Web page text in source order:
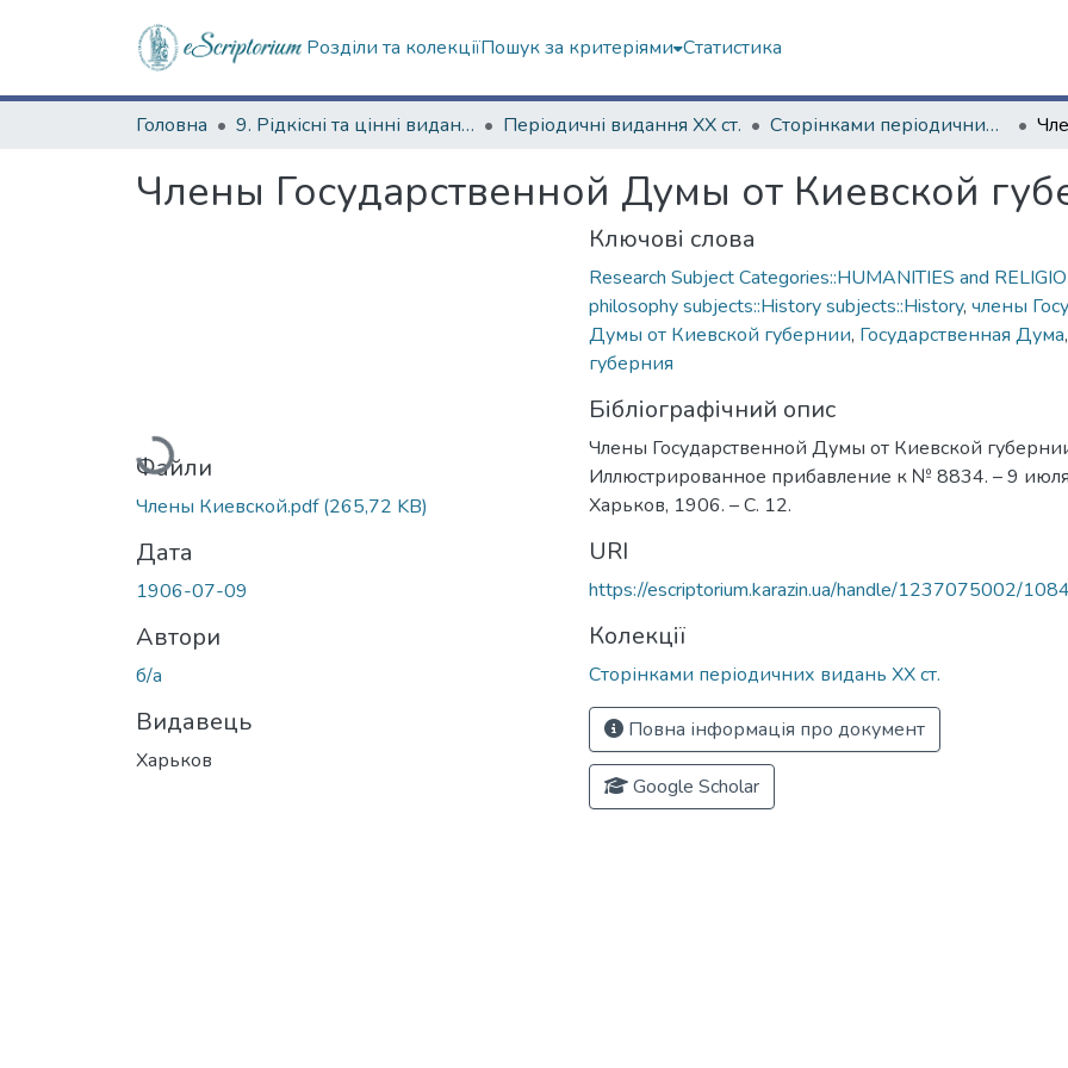
Розділи та колекціїПошук за критеріями Статистика
Головна 9. Рідкісні та цінні видання Періодичні видання ХХ ст. Сторінками періодичних видань ХХ ст.
Члены Государственной Думы от Киевской
Вантажиться...
Файли
Члены Киевской.pdf(265,72 KB)
Дата
1906-07-09
Автори
б/а
Видавець
Харьков
Ключові слова
Research Subject Categories::HUMANITIES and
philosophy subjects::History subjects::History, члены
Думы от Киевской губернии, Государственная Дума
губерния
Бібліографічний опис
Члены Государственной Думы от Киевской
Иллюстрированное прибавление к № 8834. – 9
Харьков, 1906. – С. 12.
URI
https://escriptorium.karazin.ua/handle/1237075002/
Колекції
Сторінками періодичних видань ХХ ст.
Повна інформація про документ
Google Scholar